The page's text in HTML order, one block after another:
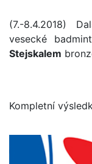
(7.-8.4.2018)
vesecké
Stejskalem
Kompletní